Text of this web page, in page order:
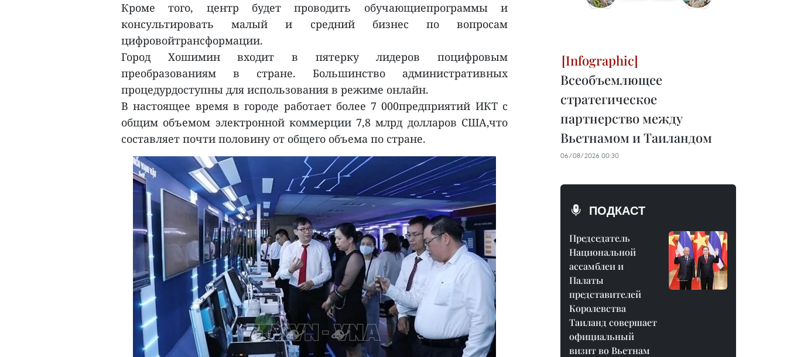
Кроме того, центр будет проводить обучающиепрограммы и
консультировать малый и средний бизнес по вопросам
цифровойтрансформации.
Город Хошимин входит в пятерку лидеров поцифровым
преобразованиям в стране. Большинство административных
процедурдоступны для использования в режиме онлайн.
В настоящее время в городе работает более 7 000предприятий ИКТ с
общим объемом электронной коммерции 7,8 млрд долларов США,что
составляет почти половину от общего объема по стране.
Всеобъемлющее
стратегическое
партнерство между
Вьетнамом и Таиландом
06/08/2026 00:30
ПОДКАСТ
Председатель
Национальной
ассамблеи и
Палаты
представителей
Королевства
Таиланд совершает
официальный
визит во Вьетнам